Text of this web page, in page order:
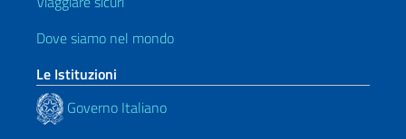
Dove siamo nel mondo
Le Istituzioni
Governo Italiano